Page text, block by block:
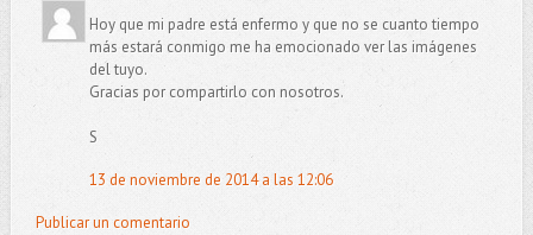
Hoy que mi padre está enfermo y que no se cuanto tiempo
más estará conmigo me ha emocionado ver las imágenes
del tuyo.
Gracias por compartirlo con nosotros.
S
13 de noviembre de 2014 a las 12:06
Publicar un comentario